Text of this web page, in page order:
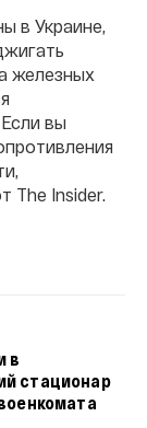
в Украине,
железных
вы
The Insider.
в
стационар